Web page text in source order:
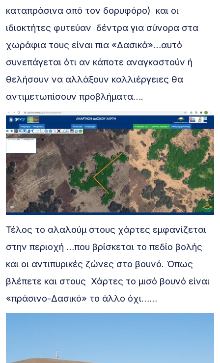
καταπράσινα από τον δορυφόρο) και οι
ιδιοκτήτες φυτεύαν δέντρα για σύνορα στα
χωράφια τους είναι πια «Δασικά»…αυτό
συνεπάγεται ότι αν κάποτε αναγκαστούν ή
θελήσουν να αλλάξουν καλλιέργειες θα
αντιμετωπίσουν προβλήματα….
Τέλος το αλαλούμ στους χάρτες εμφανίζεται
στην περιοχή …που βρίσκεται το πεδίο βολής
και οι αντιπυρικές ζώνες στο βουνό. Όπως
βλέπετε και στους Χάρτες το μισό βουνό είναι
«πράσινο-Δασικό» το άλλο όχι……